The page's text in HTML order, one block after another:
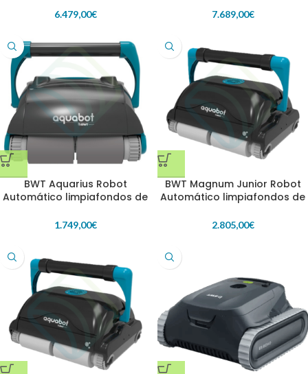
6.479,00€ 7.689,00€
BWT Aquarius Robot
Automático limpiafondos de
1.749,00€
BWT Magnum Junior Robot
Automático limpiafondos de
2.805,00€